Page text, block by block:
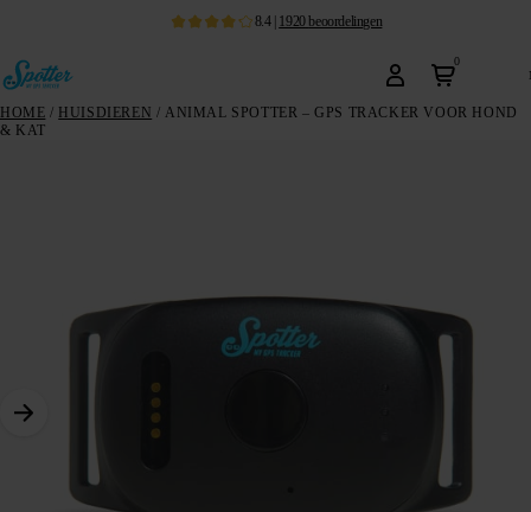
8.4| 1920beoordelingen
0
HOME / HUISDIEREN / ANIMAL SPOTTER – GPS TRACKER VOOR HOND
& KAT